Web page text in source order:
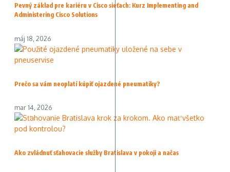
Pevný základ pre kariéru v Cisco sieťach: Kurz Implementing and
Administering Cisco Solutions
máj 18, 2026
Prečo sa vám neoplatí kúpiť ojazdené pneumatiky?
mar 14, 2026
Ako zvládnuť sťahovacie služby Bratislava v pokoji a načas